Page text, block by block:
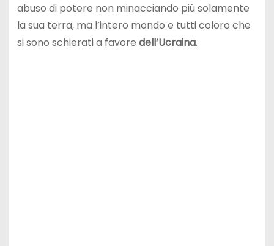
abuso di potere non minacciando più solamente
la sua terra, ma l’intero mondo e tutti coloro che
si sono schierati a favore dell’Ucraina.